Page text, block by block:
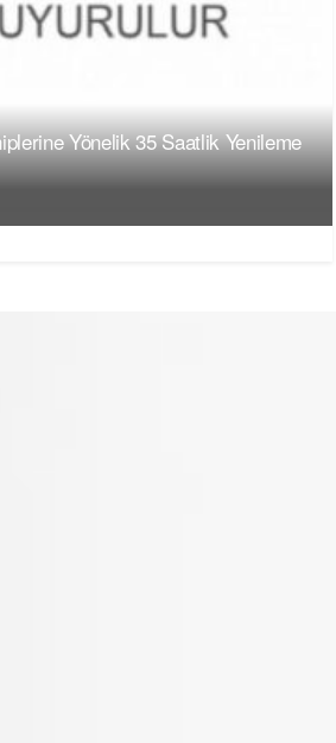
Yönelik 35 Saatlik Yenileme